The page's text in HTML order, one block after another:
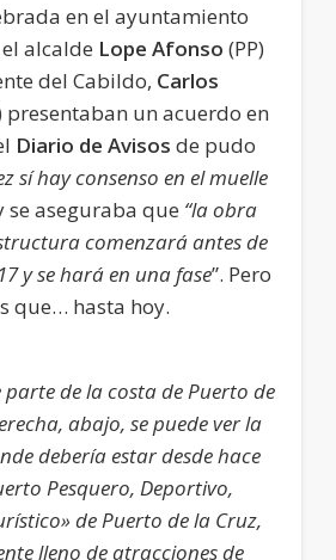
en el ayuntamiento
alcalde Lope Afonso (PP)
del Cabildo, Carlos
presentaban un acuerdo en
Diario de Avisos de pudo
sí hay consenso en el muelle
se aseguraba que “la obra
comenzará antes de
y se hará en una fase”. Pero
que… hasta hoy.
de la costa de Puerto de
abajo, se puede ver la
debería estar desde hace
Pesquero, Deportivo,
de Puerto de la Cruz,
lleno de atracciones de